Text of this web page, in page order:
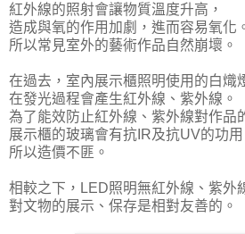
紅外線的照射會讓物質溫度升高，
造成與氧的作用加劇，進而容易氧化
所以常見室外的藝術作品自然崩壞。
在過去，室內展示櫃照明使用的白熾
在發光過程會產生紅外線、紫外線。
為了能效防止紅外線、紫外線對作品
展示櫃的玻璃會有抗IR及抗UV的功用
所以造價不匪。
相較之下，LED照明無紅外線、紫外
對文物的展示、保存是相對友善的。